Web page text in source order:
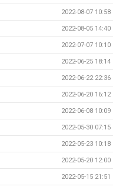
2022-08-07 10:58
2022-08-05 14:40
2022-07-07 10:10
2022-06-25 18:14
2022-06-22 22:36
2022-06-20 16:12
2022-06-08 10:09
2022-05-30 07:15
2022-05-23 10:18
2022-05-20 12:00
2022-05-15 21:51